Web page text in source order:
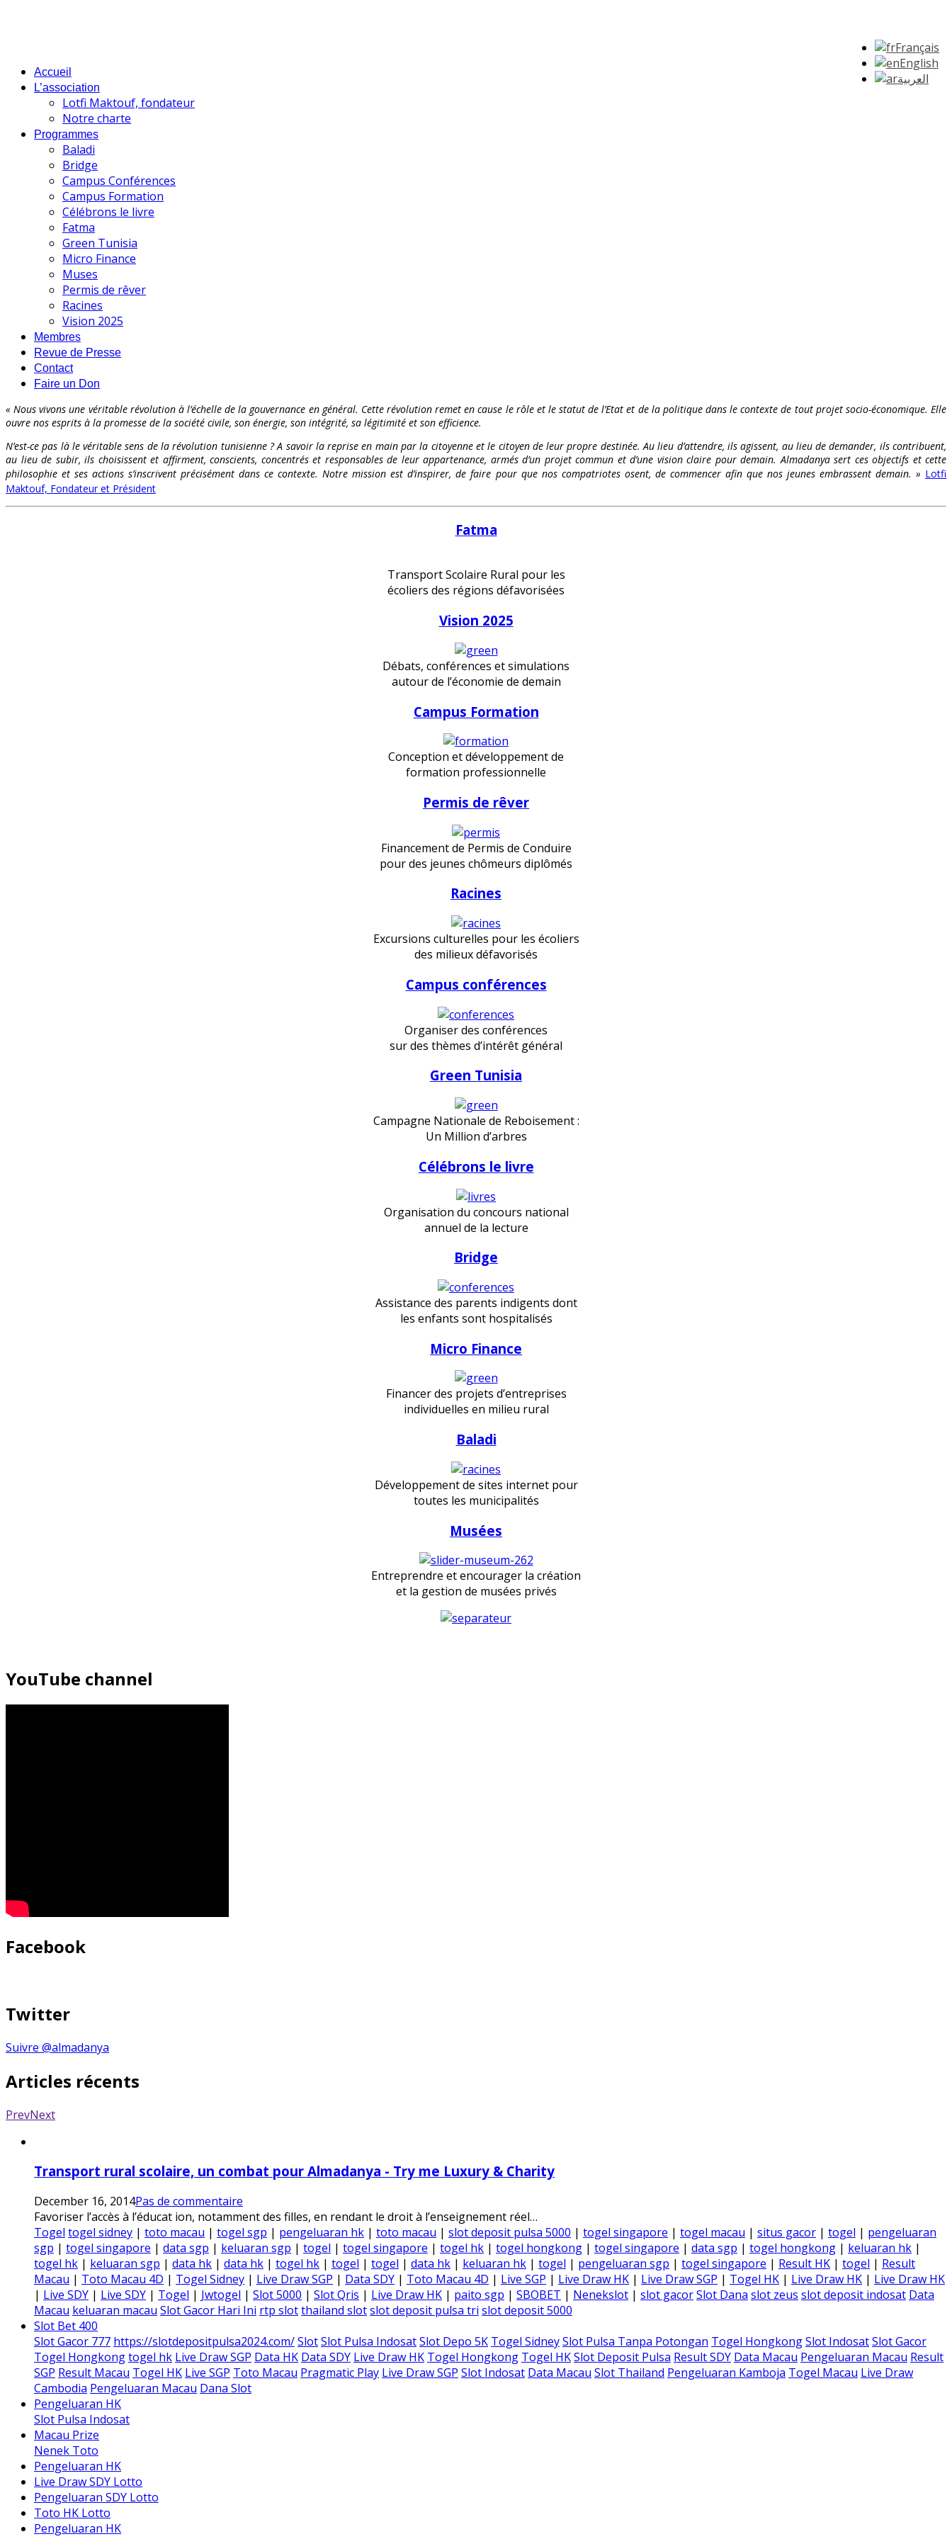
Français
English
العربية
Accueil
L’association
Lotfi Maktouf, fondateur
Notre charte
Programmes
Baladi
Bridge
Campus Conférences
Campus Formation
Célébrons le livre
Fatma
Green Tunisia
Micro Finance
Muses
Permis de rêver
Racines
Vision 2025
Membres
Revue de Presse
Contact
Faire un Don
« Nous vivons une véritable révolution à l’échelle de la gouvernance en général. Cette révolution remet en cause le rôle et le statut de l’Etat et de la politique dans le contexte de tout projet socio-économique. Elle
ouvre nos esprits à la promesse de la société civile, son énergie, son intégrité, sa légitimité et son efficience.
N’est-ce pas là le véritable sens de la révolution tunisienne ? A savoir la reprise en main par la citoyenne et le citoyen de leur propre destinée. Au lieu d’attendre, ils agissent, au lieu de demander, ils contribuent,
au lieu de subir, ils choisissent et affirment, conscients, concentrés et responsables de leur appartenance, armés d’un projet commun et d’une vision claire pour demain. Almadanya sert ces objectifs et cette
philosophie et ses actions s’inscrivent précisément dans ce contexte. Notre mission est d’inspirer, de faire pour que nos compatriotes osent, de commencer afin que nos jeunes embrassent demain. » Lotfi
Maktouf, Fondateur et Président
Fatma
Transport Scolaire Rural pour les
écoliers des régions défavorisées
Vision 2025
Débats, conférences et simulations
autour de l’économie de demain
Campus Formation
Conception et développement de
formation professionnelle
Permis de rêver
Financement de Permis de Conduire
pour des jeunes chômeurs diplômés
Racines
Excursions culturelles pour les écoliers
des milieux défavorisés
Campus conférences
Organiser des conférences
sur des thèmes d’intérêt général
Green Tunisia
Campagne Nationale de Reboisement :
Un Million d’arbres
Célébrons le livre
Organisation du concours national
annuel de la lecture
Bridge
Assistance des parents indigents dont
les enfants sont hospitalisés
Micro Finance
Financer des projets d’entreprises
individuelles en milieu rural
Baladi
Développement de sites internet pour
toutes les municipalités
Musées
Entreprendre et encourager la création
et la gestion de musées privés
YouTube channel
Facebook
Twitter
Suivre @almadanya
Articles récents
PrevNext
Transport rural scolaire, un combat pour Almadanya - Try me Luxury & Charity
December 16, 2014Pas de commentaire
Favoriser l’accès à l’éducat ion, notamment des filles, en rendant le droit à l’enseignement réel…
Togel togel sidney | toto macau | togel sgp | pengeluaran hk | toto macau | slot deposit pulsa 5000 | togel singapore | togel macau | situs gacor | togel | pengeluaran
sgp | togel singapore | data sgp | keluaran sgp | togel | togel singapore | togel hk | togel hongkong | togel singapore | data sgp | togel hongkong | keluaran hk |
togel hk | keluaran sgp | data hk | data hk | togel hk | togel | togel | data hk | keluaran hk | togel | pengeluaran sgp | togel singapore | Result HK | togel | Result
Macau | Toto Macau 4D | Togel Sidney | Live Draw SGP | Data SDY | Toto Macau 4D | Live SGP | Live Draw HK | Live Draw SGP | Togel HK | Live Draw HK | Live Draw HK
| Live SDY | Live SDY | Togel | Jwtogel | Slot 5000 | Slot Qris | Live Draw HK | paito sgp | SBOBET | Nenekslot | slot gacorSlot Dana slot zeus slot deposit indosat Data
Macau keluaran macau Slot Gacor Hari Ini rtp slotthailand slotslot deposit pulsa tri slot deposit 5000
Slot Bet 400
Slot Gacor 777 https://slotdepositpulsa2024.com/SlotSlot Pulsa IndosatSlot Depo 5K Togel SidneySlot Pulsa Tanpa Potongan Togel HongkongSlot IndosatSlot Gacor
Togel Hongkongtogel hk Live Draw SGP Data HK Data SDY Live Draw HK Togel Hongkong Togel HKSlot Deposit Pulsa Result SDY Data Macau Pengeluaran Macau Result
SGP Result Macau Togel HK Live SGP Toto Macau Pragmatic Play Live Draw SGP Slot Indosat Data Macau Slot Thailand Pengeluaran Kamboja Togel Macau Live Draw
Cambodia Pengeluaran Macau Dana Slot
Pengeluaran HK
Slot Pulsa Indosat
Macau Prize
Nenek Toto
Pengeluaran HK
Live Draw SDY Lotto
Pengeluaran SDY Lotto
Toto HK Lotto
Pengeluaran HK